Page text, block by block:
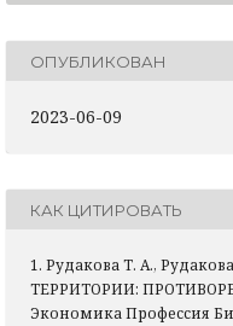
ОПУБЛИКОВАН
2023-06-09
КАК ЦИТИРОВАТЬ
1. Рудакова Т. А.,
ТЕРРИТОРИИ:
Экономика Профессия